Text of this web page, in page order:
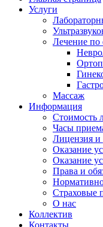
Услуги
Лечение по
Массаж
Информация
Стоимость
Часы
Лицензия и
Оказание
Оказание
Права и
Страховые
О нас
Коллектив
Контакты